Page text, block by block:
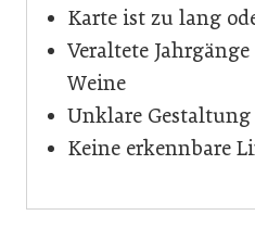
Karte ist zu lang
Veraltete
Weine
Unklare Gestaltung
Keine erkennbare